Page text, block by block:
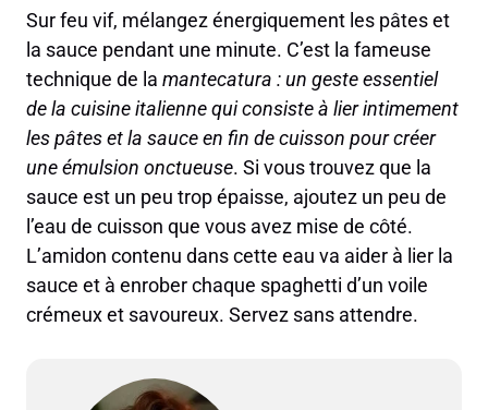
Sur feu vif, mélangez énergiquement les pâtes et
la sauce pendant une minute. C’est la fameuse
technique de la mantecatura : un geste essentiel
de la cuisine italienne qui consiste à lier intimement
les pâtes et la sauce en fin de cuisson pour créer
une émulsion onctueuse. Si vous trouvez que la
sauce est un peu trop épaisse, ajoutez un peu de
l’eau de cuisson que vous avez mise de côté.
L’amidon contenu dans cette eau va aider à lier la
sauce et à enrober chaque spaghetti d’un voile
crémeux et savoureux. Servez sans attendre.